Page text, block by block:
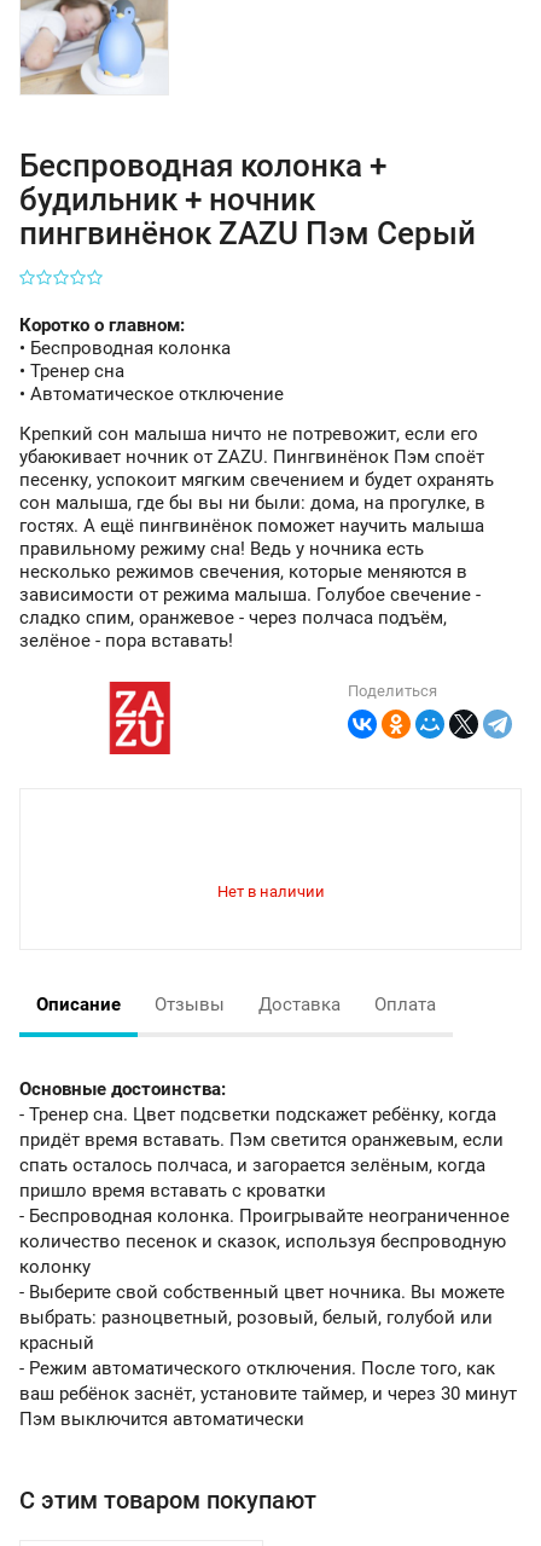
Беспроводная колонка +
будильник + ночник
пингвинёнок ZAZU Пэм Серый
Коротко о главном:
• Беспроводная колонка
• Тренер сна
• Автоматическое отключение
Крепкий сон малыша ничто не потревожит, если его
убаюкивает ночник от ZAZU. Пингвинёнок Пэм споёт
песенку, успокоит мягким свечением и будет охранять
сон малыша, где бы вы ни были: дома, на прогулке, в
гостях. А ещё пингвинёнок поможет научить малыша
правильному режиму сна! Ведь у ночника есть
несколько режимов свечения, которые меняются в
зависимости от режима малыша. Голубое свечение -
сладко спим, оранжевое - через полчаса подъём,
зелёное - пора вставать!
Поделиться
Описание Отзывы Доставка Оплата
Основные достоинства:
- Тренер сна. Цвет подсветки подскажет ребёнку, когда
придёт время вставать. Пэм светится оранжевым, если
спать осталось полчаса, и загорается зелёным, когда
пришло время вставать с кроватки
- Беспроводная колонка. Проигрывайте неограниченное
количество песенок и сказок, используя беспроводную
колонку
- Выберите свой собственный цвет ночника. Вы можете
выбрать: разноцветный, розовый, белый, голубой или
красный
- Режим автоматического отключения. После того, как
ваш ребёнок заснёт, установите таймер, и через 30 минут
Пэм выключится автоматически
С этим товаром покупают